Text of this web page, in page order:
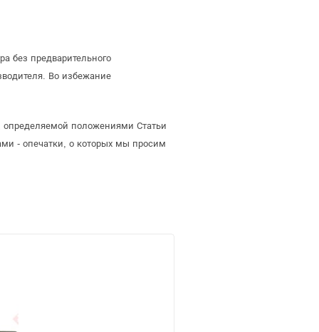
без предварительного
Во избежание
определяемой положениями Статьи
- опечатки, о которых мы просим